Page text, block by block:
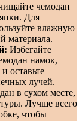
чемодан
Для
влажную
материала.
Избегайте
намок,
оставьте
лучей.
в сухом месте,
Лучше всего
чтобы